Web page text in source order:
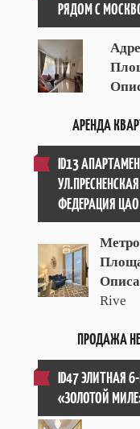
РЯДОМ С
АРЕНДА
ID13
ФЕДЕРАЦИЯ
Rive
ПРОДАЖА
ID47 ЭЛИТНАЯ
«ЗОЛОТОЙ